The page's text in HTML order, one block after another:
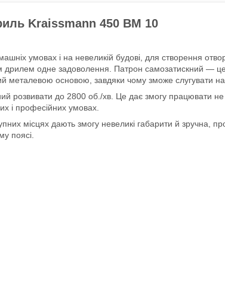
Kraissmann 450 BM 10
умовах і на невеликій будові, для створення
дрилем одне задоволення. Патрон самозатискний —
металевою основою, завдяки чому зможе слугувати
розвивати до 2800 об./хв. Це дає змогу працювати не
і професійних умовах.
місцях дають змогу невеликі габарити й зручна,
поясі.